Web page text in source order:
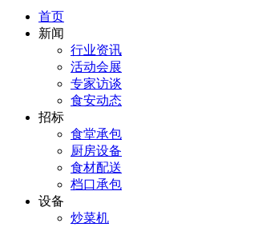
首页
新闻
行业资讯
活动会展
专家访谈
食安动态
招标
食堂承包
厨房设备
食材配送
档口承包
设备
炒菜机